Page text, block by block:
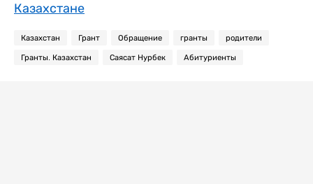
Казахстане
Казахстан Грант Обращение гранты родители
Гранты. Казахстан Саясат Нурбек Абитуриенты